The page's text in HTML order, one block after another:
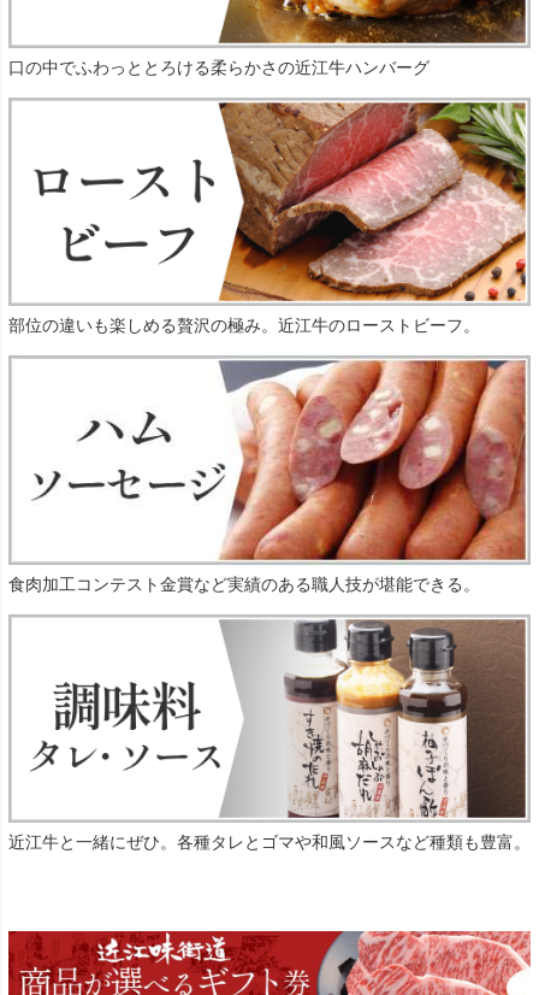
口の中でふわっととろける柔らかさの近江牛ハンバーグ
部位の違いも楽しめる贅沢の極み。近江牛のローストビーフ。
食肉加工コンテスト金賞など実績のある職人技が堪能できる。
近江牛と一緒にぜひ。各種タレとゴマや和風ソースなど種類も豊富。